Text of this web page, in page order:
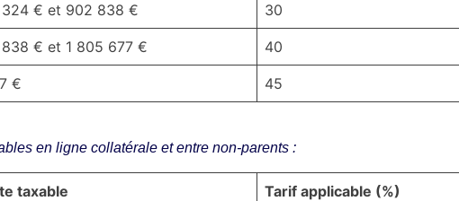
€ et 902 838 € 30
€ et 1 805 677 € 40
€ 45
en ligne collatérale et entre non-parents :
taxable Tarif applicable (%)